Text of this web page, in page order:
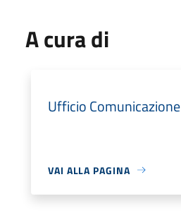
A cura di
Ufficio Comunicazione
VAI ALLA PAGINA